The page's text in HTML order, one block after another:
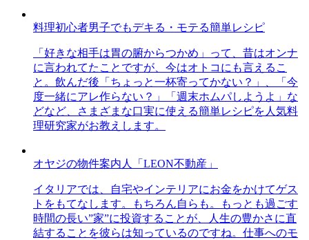
料理初心者男子でもデキる・モテる簡単レシピ
「好きな相手は胃の腑からつかめ」って、昔はオンナ
に言われてたことですが、今はオトコにも言えるこ
と。飲んだ後「ちょっと一杯寄ってかない？」、「今
度一緒にアレ作らない？」「週末ホムパしようよ」な
どなど、さまざまな口実に使える簡単レシピを人気料
理研究家がお教えします。
オヤジの物件案内人「LEON不動産」
イタリアでは、自宅やインテリアにお金をかけてゲス
トをもてなします。もちろん自らも。もっとも過ごす
時間の長い”家”に投資することが、人生の豊かさに直
結することを彼らは知っているのですね。仕事へのモ